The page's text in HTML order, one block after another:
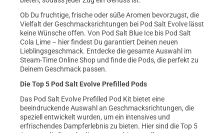
Ob Du fruchtige, frische oder süße Aromen bevorzugst, die
Vielfalt der Geschmacksrichtungen bei Pod Salt Evolve lässt
keine Wünsche offen. Von Pod Salt Blue Ice bis Pod Salt
Cola Lime – hier findest Du garantiert Deinen neuen
Lieblingsgeschmack. Entdecke die gesamte Auswahl im
Steam-Time Online Shop und finde die Pods, die perfekt zu
Deinem Geschmack passen.
Die Top 5 Pod Salt Evolve Prefilled Pods
Das Pod Salt Evolve Prefilled Pod Kit bietet eine
beeindruckende Auswahl an Geschmacksrichtungen, die
speziell entwickelt wurden, um ein intensives und
erfrischendes Dampferlebnis zu bieten. Hier sind die Top 5